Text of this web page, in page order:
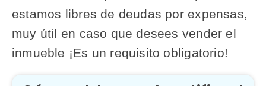
estamos libres de deudas por expensas,
muy útil en caso que desees vender el
inmueble ¡Es un requisito obligatorio!